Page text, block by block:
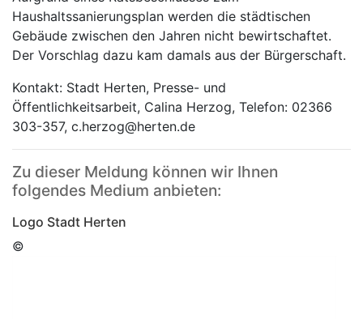
Haushaltssanierungsplan werden die städtischen
Gebäude zwischen den Jahren nicht bewirtschaftet.
Der Vorschlag dazu kam damals aus der Bürgerschaft.
Kontakt: Stadt Herten, Presse- und
Öffentlichkeitsarbeit, Calina Herzog, Telefon: 02366
303-357, c.herzog@herten.de
Zu dieser Meldung können wir Ihnen
folgendes Medium anbieten:
Logo Stadt Herten
©